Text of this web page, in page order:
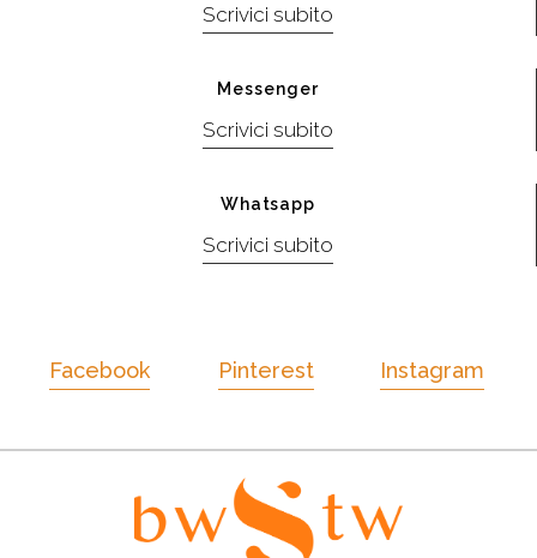
Scrivici subito
Messenger
Scrivici subito
Whatsapp
Scrivici subito
Facebook Pinterest Instagram